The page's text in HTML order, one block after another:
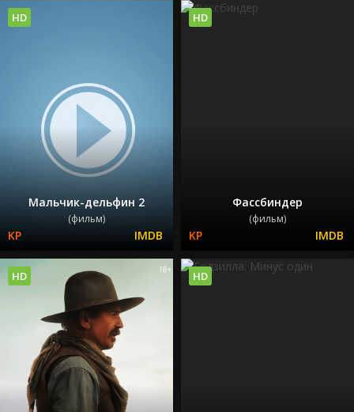
Мальчик-дельфин 2
(фильм)
HD
Фассбиндер
(фильм)
HD
HD HD